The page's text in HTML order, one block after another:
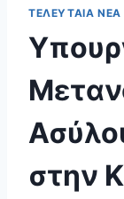
ΤΕΛΕΥΤΑΊΑ ΝΈΑ
στην